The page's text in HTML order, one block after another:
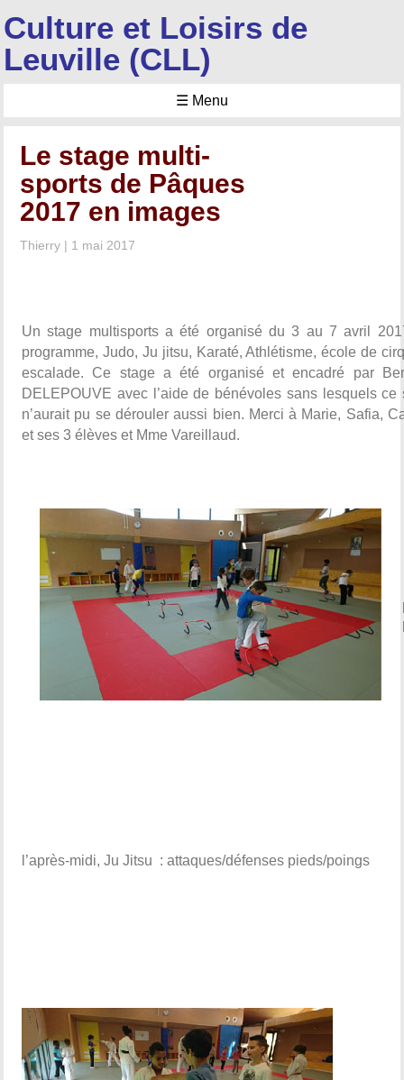
Culture et Loisirs de
Leuville (CLL)
☰ Menu
Le stage multi-
sports de Pâques
2017 en images
Thierry | 1 mai 2017
Un stage multisports a été organisé du 3 au 7 avril
programme, Judo, Ju jitsu, Karaté, Athlétisme, école de
escalade. Ce stage a été organisé et encadré par
DELEPOUVE avec l’aide de bénévoles sans lesquels ce
n’aurait pu se dérouler aussi bien. Merci à Marie, Safia,
et ses 3 élèves et Mme Vareillaud.
l’après-midi, Ju Jitsu : attaques/défenses pieds/poings